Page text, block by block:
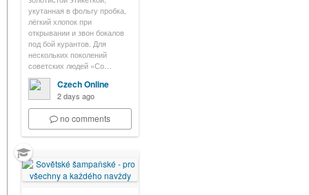
укутанная в фольгу пробка,
лёгкий хлопок при
открывании и звон бокалов
под бой курантов. Для
нескольких поколений
советских людей «Со…
Czech Online
2 days ago
no comments